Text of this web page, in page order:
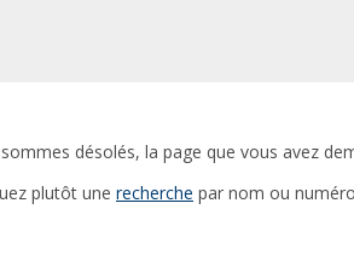
désolés, la page que vous avez
plutôt une recherche par nom ou